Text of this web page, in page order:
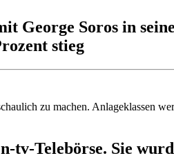
George Soros in
stieg
zu machen. Anlageklassen
Telebörse. Sie